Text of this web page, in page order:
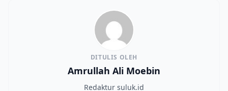
DITULIS OLEH
Amrullah Ali Moebin
Redaktur suluk.id